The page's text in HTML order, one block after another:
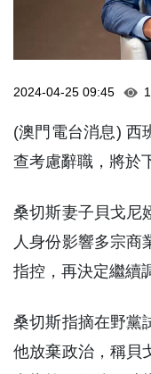
2024-04-25 09:45
(澳門電台消息) 西
查考慮辭職，將於
桑切斯妻子貝戈尼
人身份影響多宗商
指控，再決定繼續
桑切斯指摘在野黨
他放棄政治，稱貝